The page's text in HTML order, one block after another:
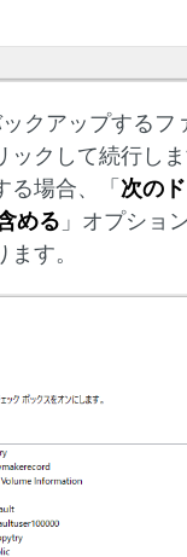
クアップするフ
ックして続行し
る場合、「 次の
める 」オプショ
す。